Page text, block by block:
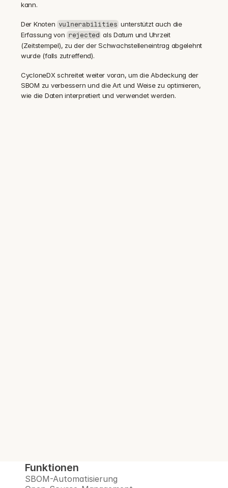
kann.
Der Knoten vulnerabilities unterstützt auch die
Erfassung von rejected als Datum und Uhrzeit
(Zeitstempel), zu der der Schwachstelleneintrag abgelehnt
wurde (falls zutreffend).
CycloneDX schreitet weiter voran, um die Abdeckung der
SBOM zu verbessern und die Art und Weise zu optimieren,
wie die Daten interpretiert und verwendet werden.
Funktionen
SBOM-Automatisierung